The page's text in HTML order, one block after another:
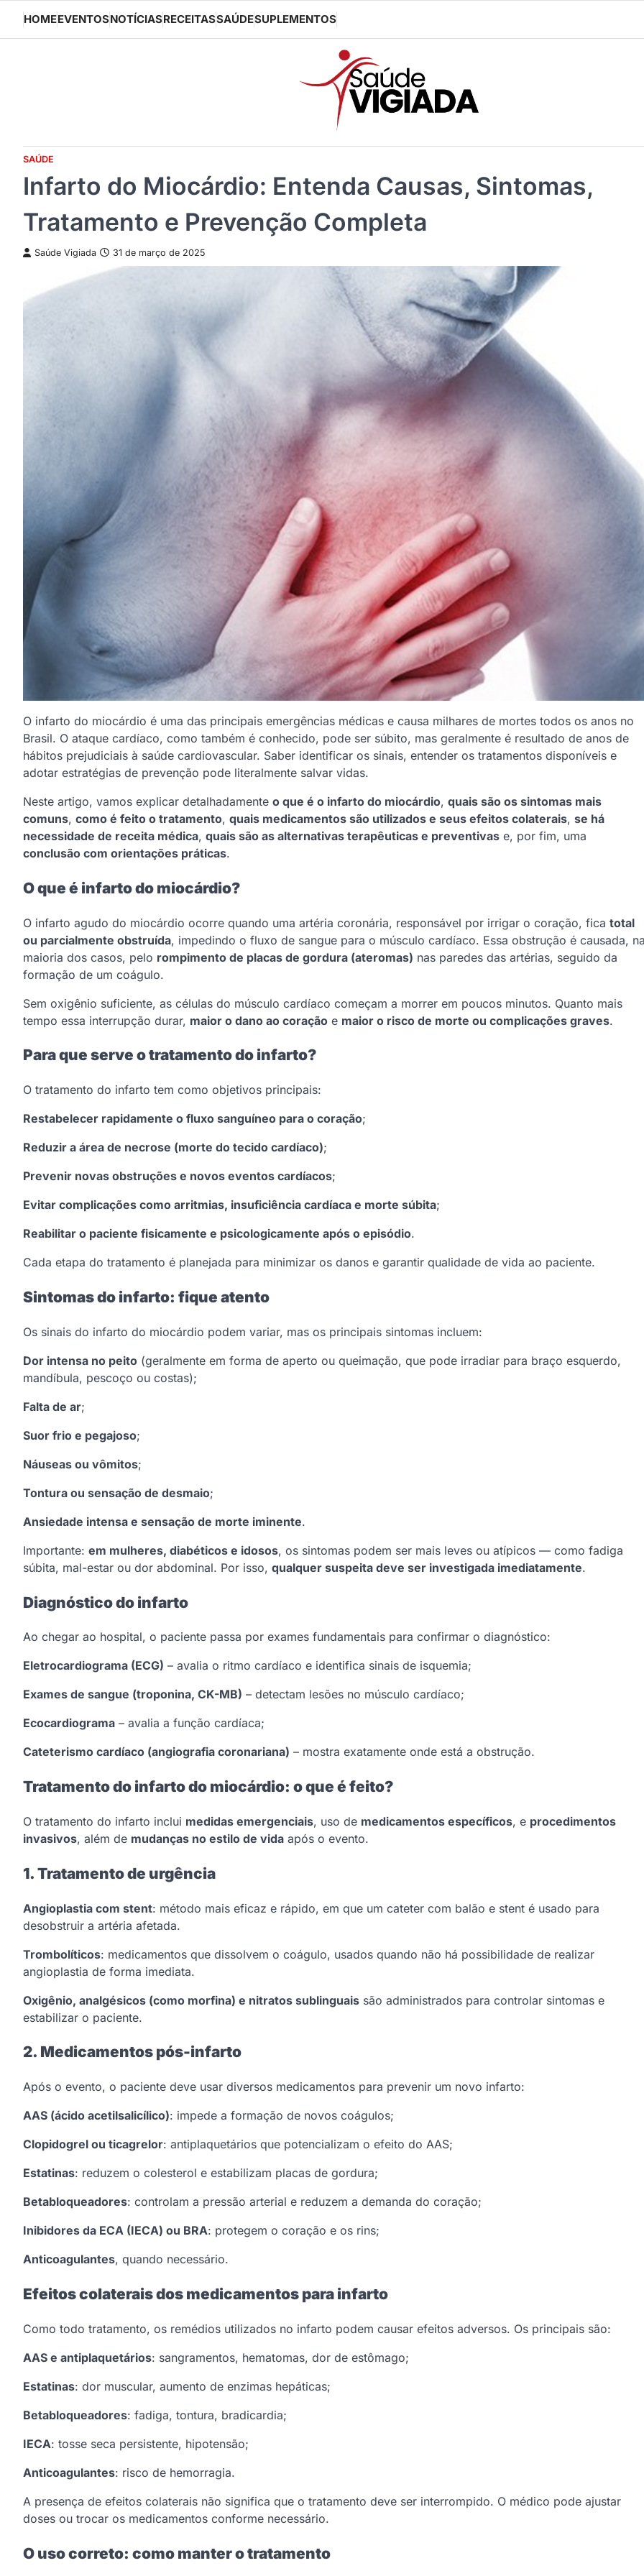
content
HOMEEVENTOSNOTÍCIASRECEITASSAÚDESUPLEMENTOS
SAÚDE
Infarto do Miocárdio: Entenda Causas, Sintomas,
Tratamento e Prevenção Completa
Saúde Vigiada 31 de março de 2025
O infarto do miocárdio é uma das principais emergências médicas e causa milhares de mortes todos os anos no
Brasil. O ataque cardíaco, como também é conhecido, pode ser súbito, mas geralmente é resultado de anos de
hábitos prejudiciais à saúde cardiovascular. Saber identificar os sinais, entender os tratamentos disponíveis e
adotar estratégias de prevenção pode literalmente salvar vidas.
Neste artigo, vamos explicar detalhadamente o que é o infarto do miocárdio, quais são os sintomas mais
comuns, como é feito o tratamento, quais medicamentos são utilizados e seus efeitos colaterais, se há
necessidade de receita médica, quais são as alternativas terapêuticas e preventivas e, por fim, uma
conclusão com orientações práticas.
O que é infarto do miocárdio?
O infarto agudo do miocárdio ocorre quando uma artéria coronária, responsável por irrigar o coração, fica total
ou parcialmente obstruída, impedindo o fluxo de sangue para o músculo cardíaco. Essa obstrução é causada,
maioria dos casos, pelo rompimento de placas de gordura (ateromas) nas paredes das artérias, seguido da
formação de um coágulo.
Sem oxigênio suficiente, as células do músculo cardíaco começam a morrer em poucos minutos. Quanto mais
tempo essa interrupção durar, maior o dano ao coração e maior o risco de morte ou complicações graves.
Para que serve o tratamento do infarto?
O tratamento do infarto tem como objetivos principais:
Restabelecer rapidamente o fluxo sanguíneo para o coração;
Reduzir a área de necrose (morte do tecido cardíaco);
Prevenir novas obstruções e novos eventos cardíacos;
Evitar complicações como arritmias, insuficiência cardíaca e morte súbita;
Reabilitar o paciente fisicamente e psicologicamente após o episódio.
Cada etapa do tratamento é planejada para minimizar os danos e garantir qualidade de vida ao paciente.
Sintomas do infarto: fique atento
Os sinais do infarto do miocárdio podem variar, mas os principais sintomas incluem:
Dor intensa no peito (geralmente em forma de aperto ou queimação, que pode irradiar para braço esquerdo,
mandíbula, pescoço ou costas);
Falta de ar;
Suor frio e pegajoso;
Náuseas ou vômitos;
Tontura ou sensação de desmaio;
Ansiedade intensa e sensação de morte iminente.
Importante: em mulheres, diabéticos e idosos, os sintomas podem ser mais leves ou atípicos — como fadiga
súbita, mal-estar ou dor abdominal. Por isso, qualquer suspeita deve ser investigada imediatamente.
Diagnóstico do infarto
Ao chegar ao hospital, o paciente passa por exames fundamentais para confirmar o diagnóstico:
Eletrocardiograma (ECG) – avalia o ritmo cardíaco e identifica sinais de isquemia;
Exames de sangue (troponina, CK-MB) – detectam lesões no músculo cardíaco;
Ecocardiograma – avalia a função cardíaca;
Cateterismo cardíaco (angiografia coronariana) – mostra exatamente onde está a obstrução.
Tratamento do infarto do miocárdio: o que é feito?
O tratamento do infarto inclui medidas emergenciais, uso de medicamentos específicos, e procedimentos
invasivos, além de mudanças no estilo de vida após o evento.
1. Tratamento de urgência
Angioplastia com stent: método mais eficaz e rápido, em que um cateter com balão e stent é usado para
desobstruir a artéria afetada.
Trombolíticos: medicamentos que dissolvem o coágulo, usados quando não há possibilidade de realizar
angioplastia de forma imediata.
Oxigênio, analgésicos (como morfina) e nitratos sublinguais são administrados para controlar sintomas e
estabilizar o paciente.
2. Medicamentos pós-infarto
Após o evento, o paciente deve usar diversos medicamentos para prevenir um novo infarto:
AAS (ácido acetilsalicílico): impede a formação de novos coágulos;
Clopidogrel ou ticagrelor: antiplaquetários que potencializam o efeito do AAS;
Estatinas: reduzem o colesterol e estabilizam placas de gordura;
Betabloqueadores: controlam a pressão arterial e reduzem a demanda do coração;
Inibidores da ECA (IECA) ou BRA: protegem o coração e os rins;
Anticoagulantes, quando necessário.
Efeitos colaterais dos medicamentos para infarto
Como todo tratamento, os remédios utilizados no infarto podem causar efeitos adversos. Os principais são:
AAS e antiplaquetários: sangramentos, hematomas, dor de estômago;
Estatinas: dor muscular, aumento de enzimas hepáticas;
Betabloqueadores: fadiga, tontura, bradicardia;
IECA: tosse seca persistente, hipotensão;
Anticoagulantes: risco de hemorragia.
A presença de efeitos colaterais não significa que o tratamento deve ser interrompido. O médico pode ajustar
doses ou trocar os medicamentos conforme necessário.
O uso correto: como manter o tratamento